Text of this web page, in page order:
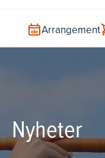
Arrangement
Nyheter